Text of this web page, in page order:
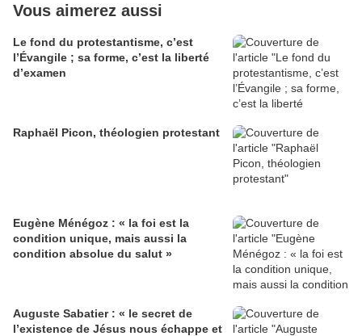
Vous aimerez aussi
Le fond du protestantisme, c’est
l’Évangile ; sa forme, c’est la liberté
d’examen
Raphaël Picon, théologien protestant
Eugène Ménégoz : « la foi est la
condition unique, mais aussi la
condition absolue du salut »
Auguste Sabatier : « le secret de
l’existence de Jésus nous échappe et